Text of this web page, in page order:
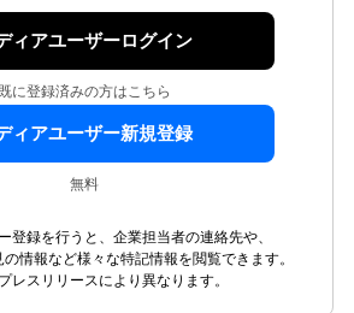
ィアユーザーログイン
既に登録済みの方はこちら
ィアユーザー新規登録
無料
登録を行うと、企業担当者の連絡先や、
情報など様々な特記情報を閲覧できます。
レスリリースにより異なります。